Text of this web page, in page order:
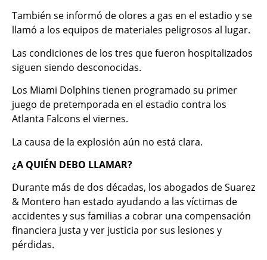
También se informó de olores a gas en el estadio y se
llamó a los equipos de materiales peligrosos al lugar.
Las condiciones de los tres que fueron hospitalizados
siguen siendo desconocidas.
Los Miami Dolphins tienen programado su primer
juego de pretemporada en el estadio contra los
Atlanta Falcons el viernes.
La causa de la explosión aún no está clara.
¿A QUIÉN DEBO LLAMAR?
Durante más de dos décadas, los abogados de Suarez
& Montero han estado ayudando a las víctimas de
accidentes y sus familias a cobrar una compensación
financiera justa y ver justicia por sus lesiones y
pérdidas.